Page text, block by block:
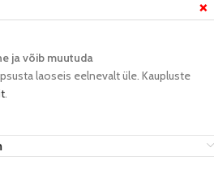
❌
ja võib muutuda​
laoseis eelnevalt üle. Kaupluste
.